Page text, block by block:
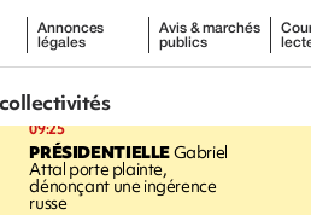
Annonces
légales
Avis & marchés
publics
collectivités
09:25
PRÉSIDENTIELLEGabriel
Attal porte plainte,
dénonçant une ingérence
russe